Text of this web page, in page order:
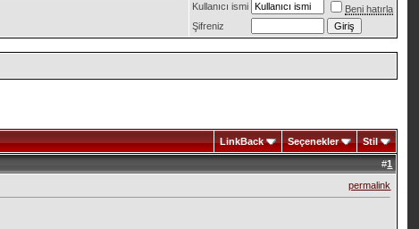
Kullanıcı ismi
Beni hatırla
Şifreniz
LinkBack Seçenekler Stil
#1
permalink